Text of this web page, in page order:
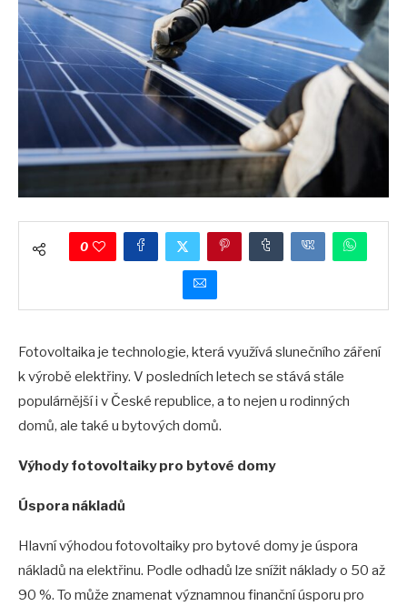
0
Fotovoltaika je technologie, která využívá slunečního záření
k výrobě elektřiny. V posledních letech se stává stále
populárnější i v České republice, a to nejen u rodinných
domů, ale také u bytových domů.
Výhody fotovoltaiky pro bytové domy
Úspora nákladů
Hlavní výhodou fotovoltaiky pro bytové domy je úspora
nákladů na elektřinu. Podle odhadů lze snížit náklady o 50 až
90 %. To může znamenat významnou finanční úsporu pro